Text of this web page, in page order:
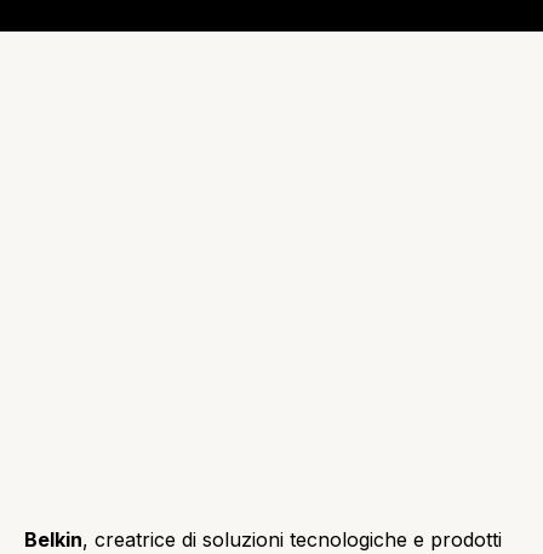
Belkin, creatrice di soluzioni tecnologiche e prodotti